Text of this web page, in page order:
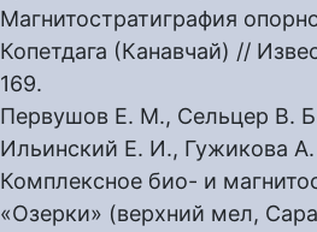
Магнитостратиграфия
Копетдага (Канавчай) //
169.
Первушов Е. М., Сельцер В.
Ильинский Е. И., Гужикова
Комплексное био- и
«Озерки» (верхний мел,